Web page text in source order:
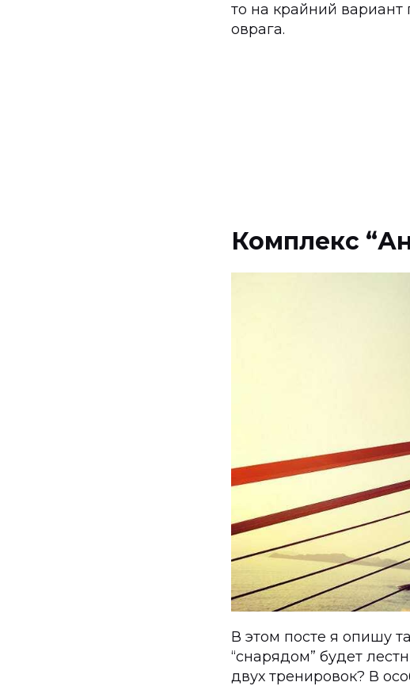
то на крайний
оврага.
Комплекс
В этом посте я опишу
“снарядом” будет
двух тренировок? В